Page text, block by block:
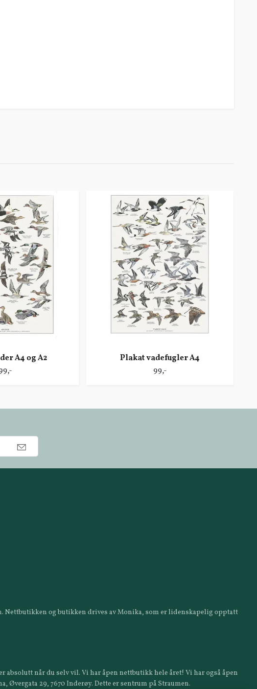
A4 og A2
Plakat vadefugler A4
99,-
og butikken drives av Monika, som er lidenskapelig opptatt
når du selv vil. Vi har åpen nettbutikk hele året! Vi har også åpen
29, 7670 Inderøy. Dette er sentrum på Straumen.